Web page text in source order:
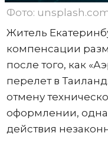
Фото:
Житель
компенсации
после того, как
перелет в
отмену
оформлении,
действия